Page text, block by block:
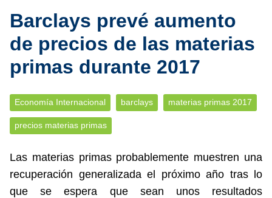
Barclays prevé aumento
de precios de las materias
primas durante 2017
Economía Internacional barclays materias primas 2017
precios materias primas
Las materias primas probablemente muestren una
recuperación generalizada el próximo año tras lo
que se espera que sean unos resultados